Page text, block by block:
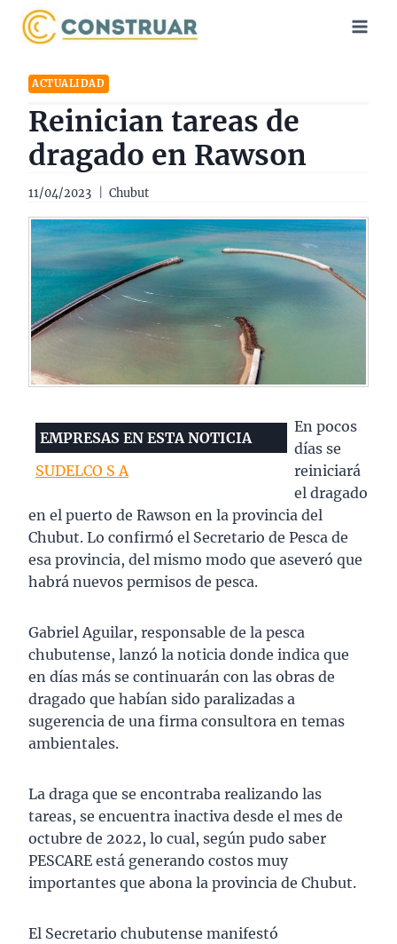
Saltar
ACTUALIDAD
Reinician tareas de
dragado en Rawson
11/04/2023 Chubut
EMPRESAS EN ESTA NOTICIA
SUDELCO S A
En pocos
días se
reiniciará
el dragado
en el puerto de Rawson en la provincia del
Chubut. Lo confirmó el Secretario de Pesca de
esa provincia, del mismo modo que aseveró que
habrá nuevos permisos de pesca.
Gabriel Aguilar, responsable de la pesca
chubutense, lanzó la noticia donde indica que
en días más se continuarán con las obras de
dragado que habían sido paralizadas a
sugerencia de una firma consultora en temas
ambientales.
La draga que se encontraba realizando las
tareas, se encuentra inactiva desde el mes de
octubre de 2022, lo cual, según pudo saber
PESCARE está generando costos muy
importantes que abona la provincia de Chubut.
El Secretario chubutense manifestó